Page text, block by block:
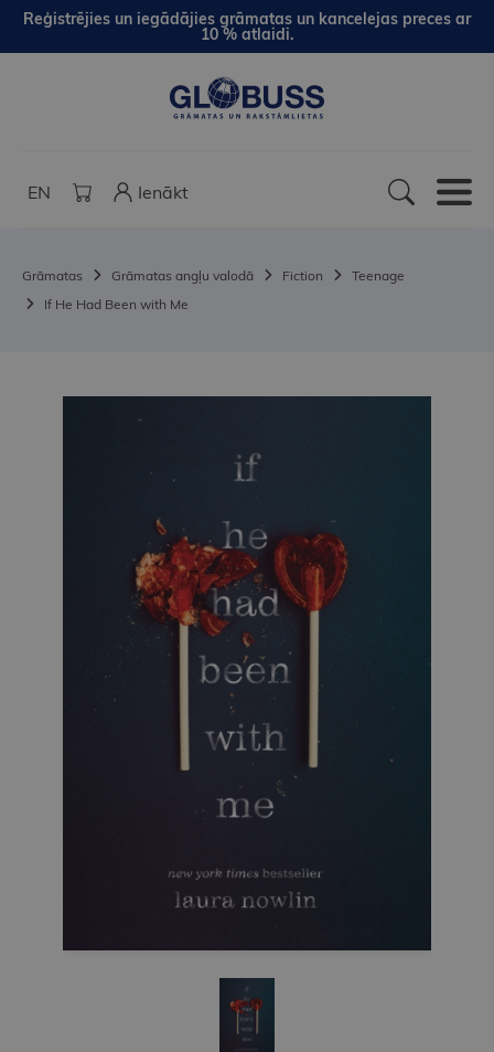
Reģistrējies un iegādājies grāmatas un kancelejas preces ar
10 % atlaidi.
EN Ienākt
Grāmatas Grāmatas angļu valodā Fiction
Teenage
If He Had Been with Me